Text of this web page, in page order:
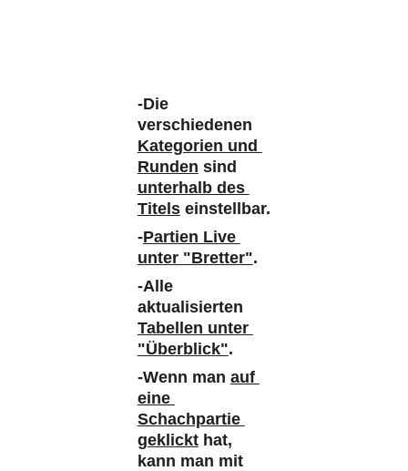
-Die
verschiedenen
Kategorien und
Runden sind
unterhalb des
Titels einstellbar.
-Partien Live
unter "Bretter".
-Alle
aktualisierten
Tabellen unter
"Überblick".
-Wenn man auf
eine
Schachpartie
geklickt hat,
kann man mit